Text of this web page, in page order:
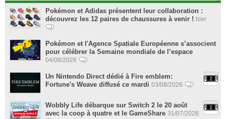
Pokémon et Adidas présentent leur collaboration :
découvrez les 12 paires de chaussures à venir ! hier
Pokémon et l'Agence Spatiale Européenne s’associent
pour célébrer la Semaine mondiale de l’espace
04/08/2026
Un Nintendo Direct dédié à Fire emblem:
Fortune's Weave diffusé ce mardi 03/08/2026
Wobbly Life débarque sur Switch 2 le 20 août
avec la coop à quatre et le GameShare 31/07/2026